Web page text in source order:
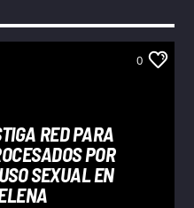
0
RED PARA
POR
SEXUAL EN